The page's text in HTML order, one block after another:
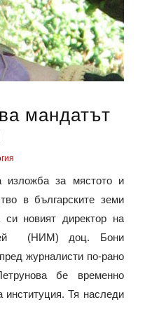
мандатът
изложба за мястото и
в българските земи
новият директор на
(НИМ) доц. Бони
журналисти по-рано
бе временно
институция. Тя наследи